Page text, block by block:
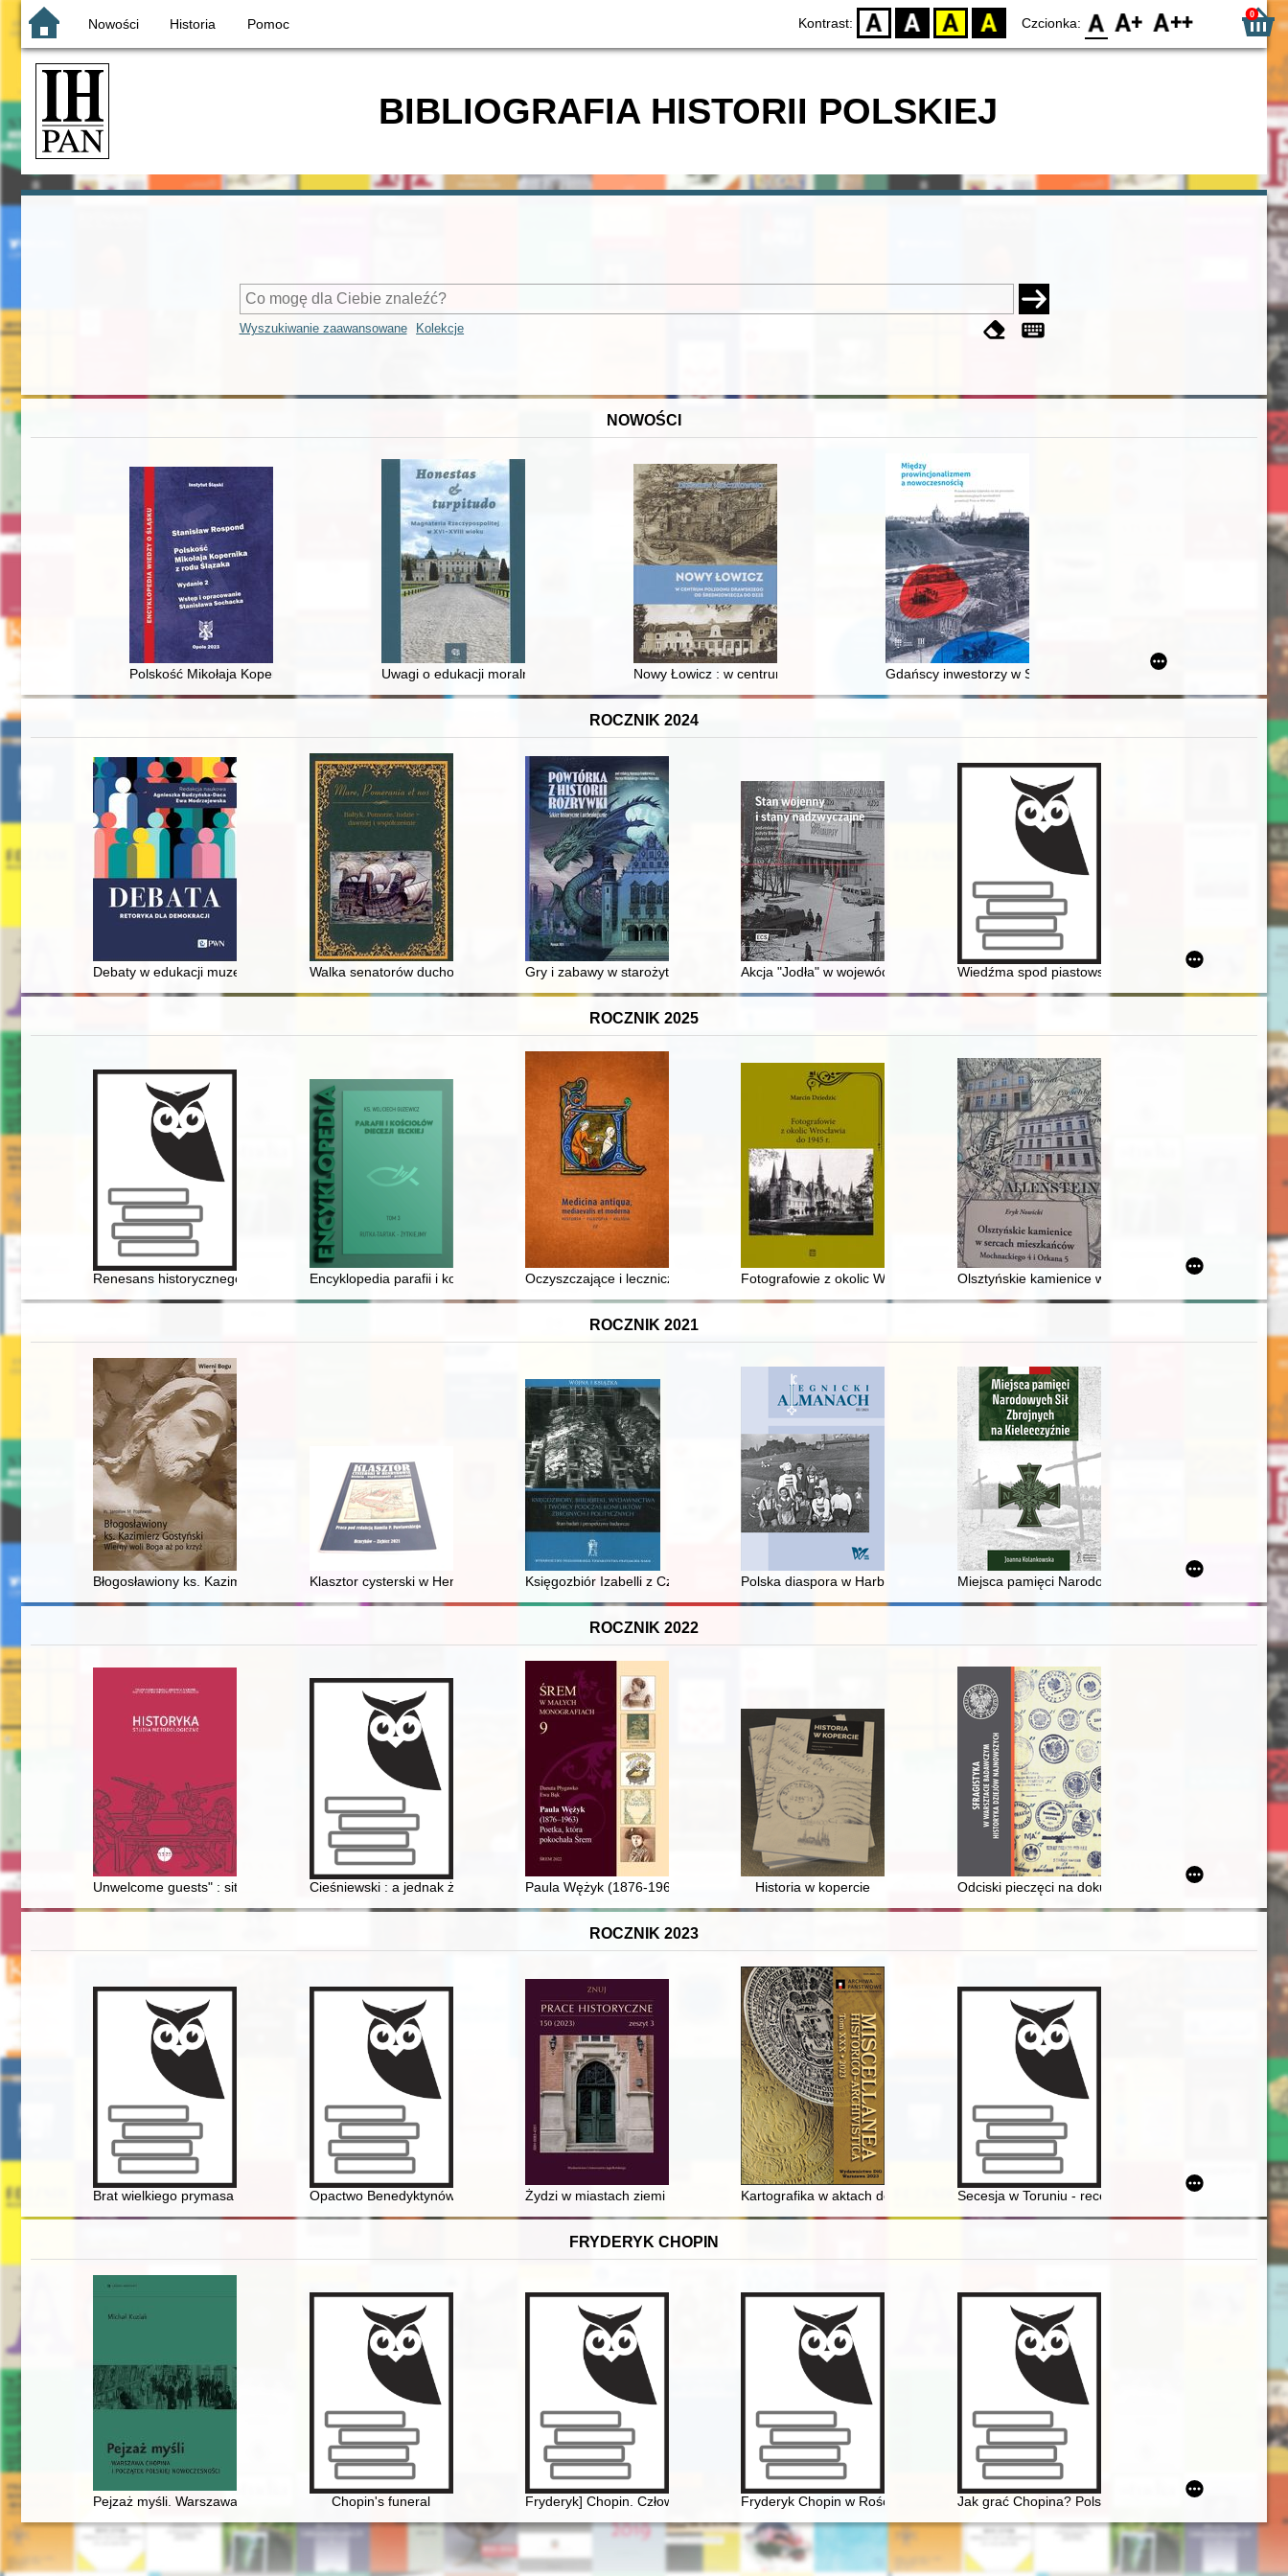
Nowości Historia Pomoc Kontrast: D BW YB BY Czcionka: F0 F1 F2 0
BIBLIOGRAFIA HISTORII POLSKIEJ
Wyszukiwanie zaawansowane Kolekcje
NOWOŚCI
Polskość Mikołaja Kopernika z rodu ŚlązakaUwagi o edukacji moralnej synów szlacheckich w XVI-wiecznej Rzeczypospolitej
Nowy Łowicz : w centrum poligonu drawskiego od średniowiecza do dziśGdańscy inwestorzy w Sopocie : prestiż finansowy i towarzyski
ROCZNIK 2024
Debaty w edukacji muzealnej Walka senatorów duchownych o utrzymanie polskiego zwierzchnictwa w Kościele pomorskim w I połowie XVI w
Gry i zabawy w starożytnej MezopotamiiAkcja "Jodła" w województwie ciechanowskim : przygotowania i przebieg w świetle
Wiedźma spod piastowskiego dębu i inne opowieści z
ROCZNIK 2025
Renesans historycznego Miasta Żydowskiego na krakowskim Kazimierzu
Encyklopedia parafii i kościołów diecezji ełckiej. T. 3,Oczyszczające i lecznicze właściwości wody w świetle tekstów biblijnych i pozabiblijnych
Fotografowie z okolic Wrocławia do 1945 rOlsztyńskie kamienice w sercach mieszkańców :
ROCZNIK 2021
Błogosławiony ks. Kazimierz Gostyński : wierny woli Boga aż po krzyżKlasztor cysterski w Henrykowie : historia - współczesność - przyszłośćKsięgozbiór Izabelli z Czartoryskich Działyńskiej i jego losy podczas drugiej wojny światowej
Polska diaspora w Harbinie na łamach wybranej polskiej prasy w latach 30. XX w
Miejsca pamięci Narodowych Sił Zbrojnych na
ROCZNIK 2022
Unwelcome guests" : situation of Galician refugees in Austro-Hungary at the end of the First World War and at the time of dissolution of the Habsburg Monarchy
Cieśniewski : a jednak życie : wystawa malarstwa w 80. rocznicę zagłady otwockich Żydów = life, after all : exhibition of paintings for the 80th anniversary of
Paula Wężyk (1876-1963) : poetka, która pokochała Śrem
Historia w kopercie Odciski pieczęci na dokumentacji medycznej
ROCZNIK 2023
Brat wielkiego prymasa Polski Jan Hlond (1886-1940) - działacz katolicki i narodowy na Śląsku
Opactwo Benedyktynów w Sieciechowie : kasata klasztoru i dziedzictwo kulturowe
Żydzi w miastach ziemi sanockiej pod koniec XVIII wieku - liczebność, rozmieszczenie, pozycja społeczno-prawna = Jews
Kartografika w aktach dotyczących Kielc w zespole Komisja Rządowa Spraw
Secesja w Toruniu - recenzja]
FRYDERYK CHOPIN
Pejzaż myśli. Warszawa Chopina i początek polskiej nowoczesności
Chopin's funeral Fryderyk] Chopin. Człowiek, dzieło, rezonansFryderyk Chopin w Rościszewie Jak grać Chopina? Polska krytyka muzyczna o